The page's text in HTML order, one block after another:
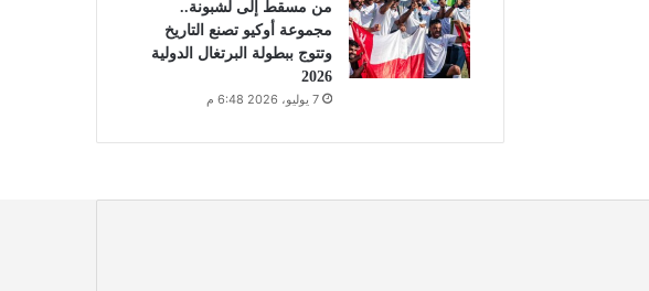
من مسقط إلى لشبونة..
مجموعة أوكيو تصنع التاريخ
وتتوج ببطولة البرتغال الدولية
2026
7 يوليو، 2026 6:48 م